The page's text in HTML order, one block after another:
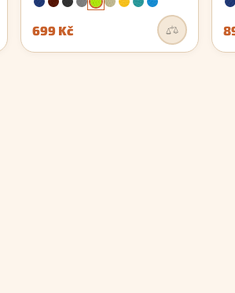
699 Kč